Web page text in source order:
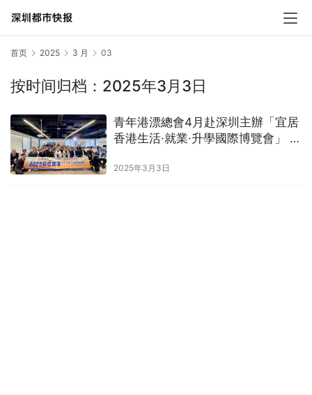
首页 2025 3 月 03
按时间归档：2025年3月3日
青年港漂總會4月赴深圳主辦「宜居
香港生活·就業·升學國際博覽會」 一
2025年3月3日